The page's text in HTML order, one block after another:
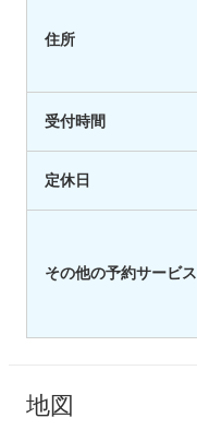
住所
受付時間
定休日
その他の予約サービス
地図